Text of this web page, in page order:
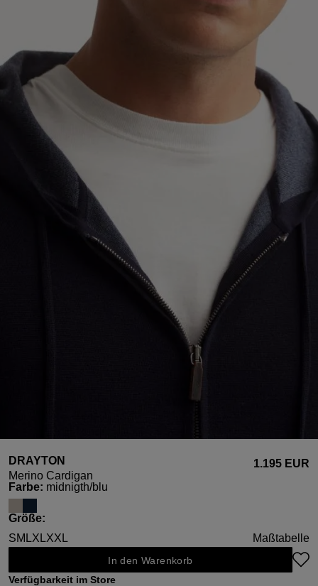
DRAYTON
Merino Cardigan
1.195 EUR
Farbeauswählen
: midnigth/blu
Größeauswählen
:
SM LXLXXL Maßtabelle
In den Warenkorb
Verfügbarkeit im Store